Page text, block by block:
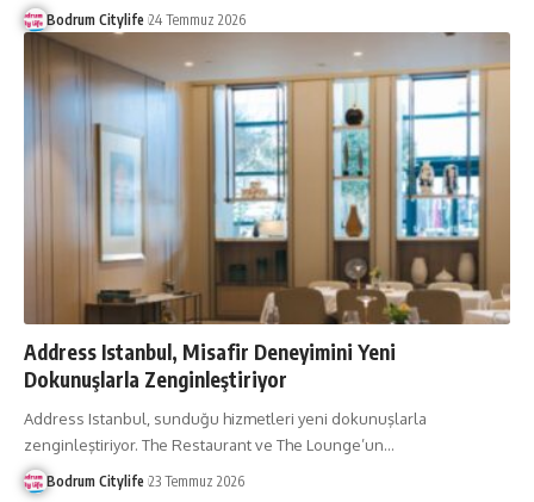
Bodrum Citylife 24 Temmuz 2026
Address Istanbul, Misafir Deneyimini Yeni
Dokunuşlarla Zenginleştiriyor
Address Istanbul, sunduğu hizmetleri yeni dokunuşlarla
zenginleştiriyor. The Restaurant ve The Lounge’un…
Bodrum Citylife 23 Temmuz 2026